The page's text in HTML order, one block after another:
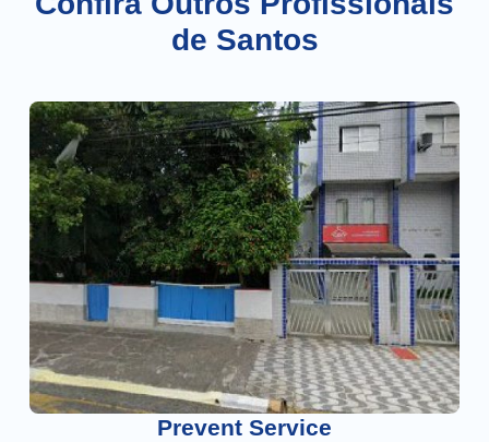
de Santos
Prevent Service